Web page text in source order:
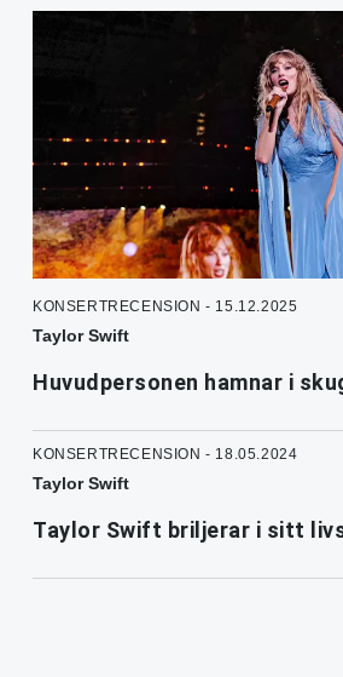
KONSERTRECENSION - 15.12.2025
Taylor Swift
Huvudpersonen hamnar i
KONSERTRECENSION - 18.05.2024
Taylor Swift
Taylor Swift briljerar i sitt